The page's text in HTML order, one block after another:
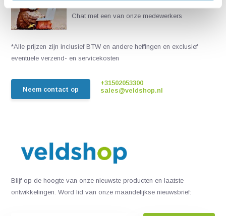
Chat met een van onze medewerkers
*Alle prijzen zijn inclusief BTW en andere heffingen en exclusief
eventuele verzend- en servicekosten
Neem contact op
+31502053300
sales@veldshop.nl
Blijf op de hoogte van onze nieuwste producten en laatste
ontwikkelingen. Word lid van onze maandelijkse nieuwsbrief: